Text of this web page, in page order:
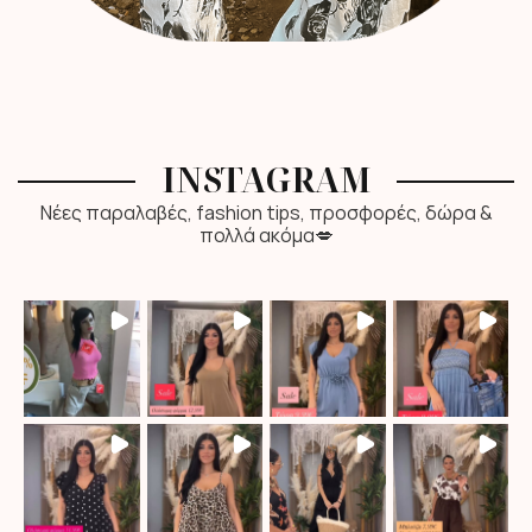
INSTAGRAM
Νέες παραλαβές, fashion tips, προσφορές, δώρα &
πολλά ακόμα💋